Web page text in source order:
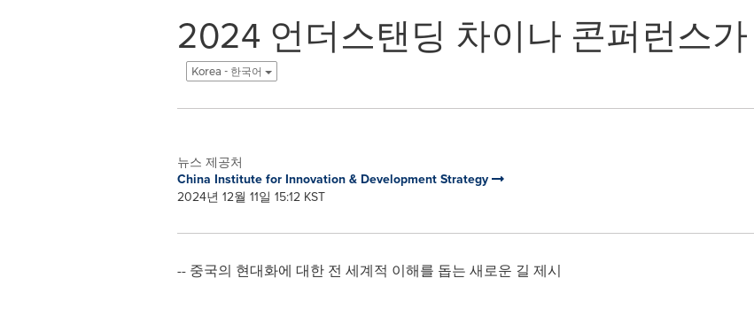
2024 언더스탠딩 차이나 콘퍼런스
Korea - 한국어
뉴스 제공처
China Institute for Innovation & Development Strategy
2024년 12월 11일 15:12 KST
-- 중국의 현대화에 대한 전 세계적 이해를 돕는 새로운 길 제시